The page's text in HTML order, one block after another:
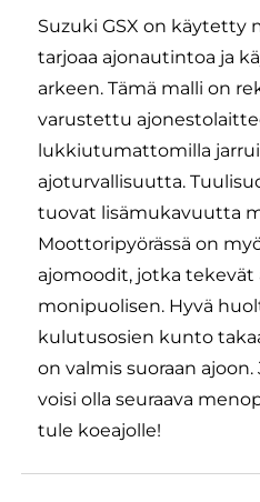
Suzuki GSX on käytetty
tarjoaa ajonautintoa ja
arkeen. Tämä malli on
varustettu
lukkiutumattomilla
ajoturvallisuutta.
tuovat lisämukavuutta
Moottoripyörässä on
ajomoodit, jotka
monipuolisen. Hyvä
kulutusosien kunto
on valmis suoraan ajoon.
voisi olla seuraava
tule koeajolle!